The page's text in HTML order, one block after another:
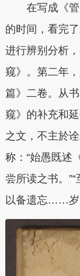
在写成《
的时间，看完
进行辨别分析
窥》。第二年
篇》二卷。从
窥》的补充和
之文，不主於
称：“始愚既述
尝所读之书。
以备遗忘……岁